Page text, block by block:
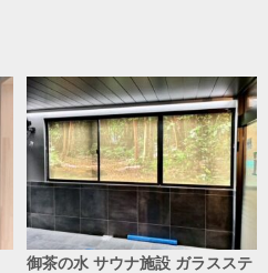
御茶の水 サウナ施設 ガラスステ